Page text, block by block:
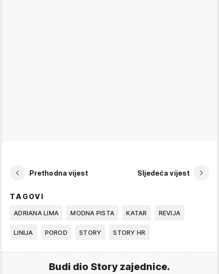
Prethodna vijest Sljedeća vijest
TAGOVI
ADRIANA LIMA MODNA PISTA KATAR REVIJA
LINIJA POROD STORY STORY HR
Budi dio Story zajednice.